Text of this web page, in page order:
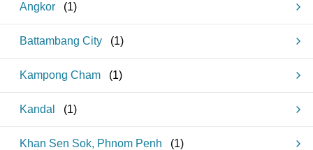
Angkor (1)
Battambang City (1)
Kampong Cham (1)
Kandal (1)
Khan Sen Sok, Phnom Penh (1)